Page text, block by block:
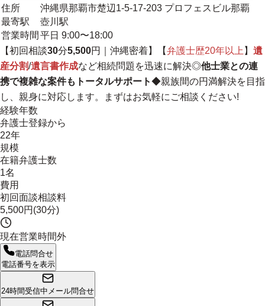
住所
沖縄県那覇市楚辺1-5-17-203 プロフェスビル那覇
最寄駅
壺川駅
営業時間 平日 9:00〜18:00
【初回相談30分5,500円｜ 沖縄密着】【弁護士歴20年以上 】 遺
産分割/遺言書作成など相続問題を迅速に解決◎他士業との連
携で複雑な案件もトータルサポート◆親族間の円満解決を目指
し、親身に対応します。まずはお気軽にご相談ください!
経験年数
弁護士登録から
22年
規模
在籍弁護士数
1名
費用
初回面談相談料
5,500円(30分)
現在営業時間外
電話問合せ
電話番号を表示
24時間受信中 メール問合せ